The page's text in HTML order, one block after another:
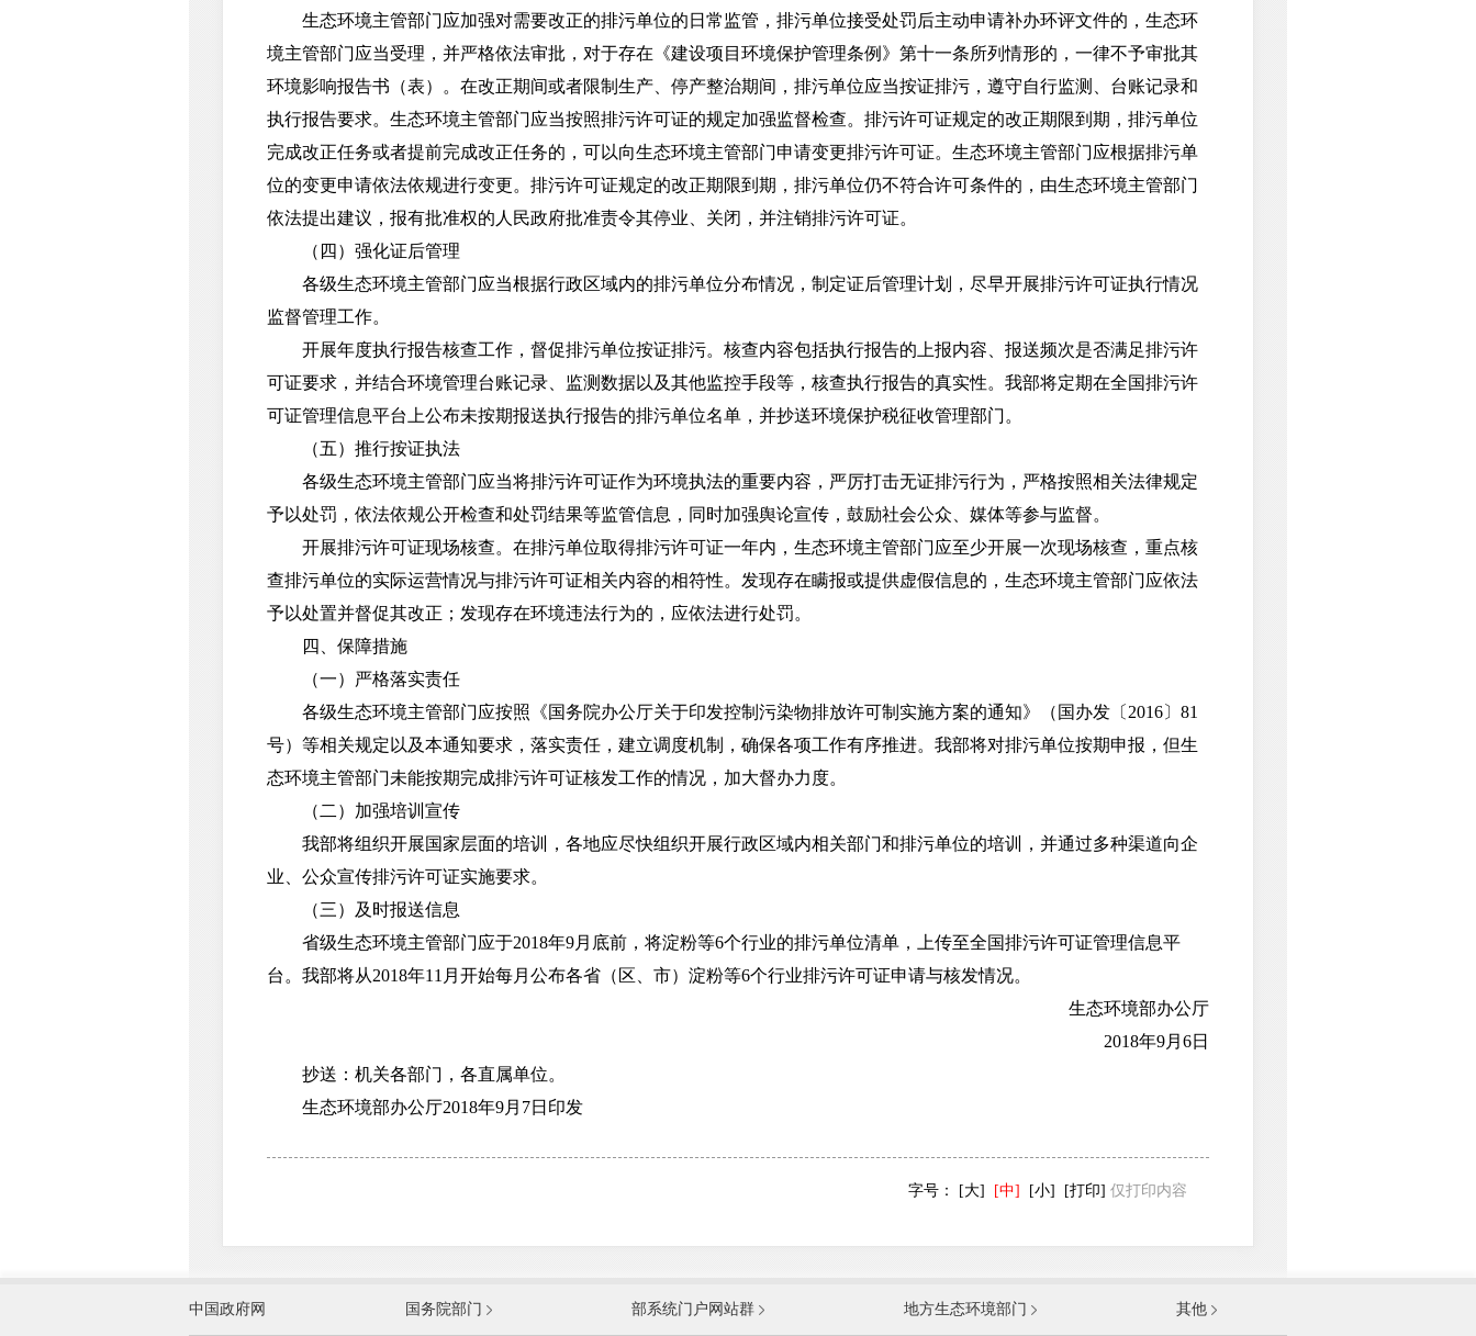
生态环境主管部门应加强对需要改正的排污单位的日常监管，排污单位接受处罚后主动申请补办环评文件的，生态环
境主管部门应当受理，并严格依法审批，对于存在《建设项目环境保护管理条例》第十一条所列情形的，一律不予审批其
环境影响报告书（表）。在改正期间或者限制生产、停产整治期间，排污单位应当按证排污，遵守自行监测、台账记录和
执行报告要求。生态环境主管部门应当按照排污许可证的规定加强监督检查。排污许可证规定的改正期限到期，排污单位
完成改正任务或者提前完成改正任务的，可以向生态环境主管部门申请变更排污许可证。生态环境主管部门应根据排污单
位的变更申请依法依规进行变更。排污许可证规定的改正期限到期，排污单位仍不符合许可条件的，由生态环境主管部门
依法提出建议，报有批准权的人民政府批准责令其停业、关闭，并注销排污许可证。
（四）强化证后管理
各级生态环境主管部门应当根据行政区域内的排污单位分布情况，制定证后管理计划，尽早开展排污许可证执行情况
监督管理工作。
开展年度执行报告核查工作，督促排污单位按证排污。核查内容包括执行报告的上报内容、报送频次是否满足排污许
可证要求，并结合环境管理台账记录、监测数据以及其他监控手段等，核查执行报告的真实性。我部将定期在全国排污许
可证管理信息平台上公布未按期报送执行报告的排污单位名单，并抄送环境保护税征收管理部门。
（五）推行按证执法
各级生态环境主管部门应当将排污许可证作为环境执法的重要内容，严厉打击无证排污行为，严格按照相关法律规定
予以处罚，依法依规公开检查和处罚结果等监管信息，同时加强舆论宣传，鼓励社会公众、媒体等参与监督。
开展排污许可证现场核查。在排污单位取得排污许可证一年内，生态环境主管部门应至少开展一次现场核查，重点核
查排污单位的实际运营情况与排污许可证相关内容的相符性。发现存在瞒报或提供虚假信息的，生态环境主管部门应依法
予以处置并督促其改正；发现存在环境违法行为的，应依法进行处罚。
四、保障措施
（一）严格落实责任
各级生态环境主管部门应按照《国务院办公厅关于印发控制污染物排放许可制实施方案的通知》（国办发〔2016〕81
号）等相关规定以及本通知要求，落实责任，建立调度机制，确保各项工作有序推进。我部将对排污单位按期申报，但生
态环境主管部门未能按期完成排污许可证核发工作的情况，加大督办力度。
（二）加强培训宣传
我部将组织开展国家层面的培训，各地应尽快组织开展行政区域内相关部门和排污单位的培训，并通过多种渠道向企
业、公众宣传排污许可证实施要求。
（三）及时报送信息
省级生态环境主管部门应于2018年9月底前，将淀粉等6个行业的排污单位清单，上传至全国排污许可证管理信息平
台。我部将从2018年11月开始每月公布各省（区、市）淀粉等6个行业排污许可证申请与核发情况。
生态环境部办公厅
2018年9月6日
抄送：机关各部门，各直属单位。
生态环境部办公厅2018年9月7日印发
字号： [大] [中] [小] [打印] 仅打印内容
外交部 国防部
国家发展和改革委员会
中国政府网 国务院部门 部系统门户网站群 地方生态环境部门 其他